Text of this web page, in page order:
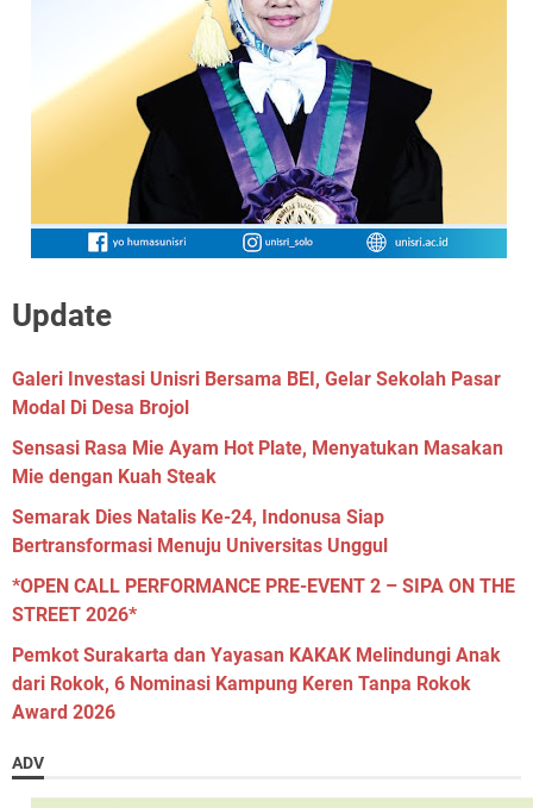
Update
Galeri Investasi Unisri Bersama BEI, Gelar Sekolah Pasar
Modal Di Desa Brojol
Sensasi Rasa Mie Ayam Hot Plate, Menyatukan Masakan
Mie dengan Kuah Steak
Semarak Dies Natalis Ke-24, Indonusa Siap
Bertransformasi Menuju Universitas Unggul
*OPEN CALL PERFORMANCE PRE-EVENT 2 – SIPA ON THE
STREET 2026*
Pemkot Surakarta dan Yayasan KAKAK Melindungi Anak
dari Rokok, 6 Nominasi Kampung Keren Tanpa Rokok
Award 2026
ADV